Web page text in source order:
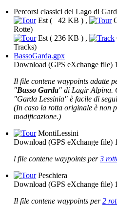
Percorsi classici del Lago di
Est ( 42 KB ) ,
Rotte)
Est ( 236 KB ) ,
Tracks)
BassoGarda.gpx
Download (GPS eXchange file)
Il file contene waypoints adatte
"Basso Garda" di Lagir Alpina.
"Garda Lessinia" è facile di
(In caso la rotta originale è non
modificazione.)
MontiLessini
Download (GPS eXchange file)
l file contene waypoints per3
Peschiera
Download (GPS eXchange file)
Il file contene waypoints per2